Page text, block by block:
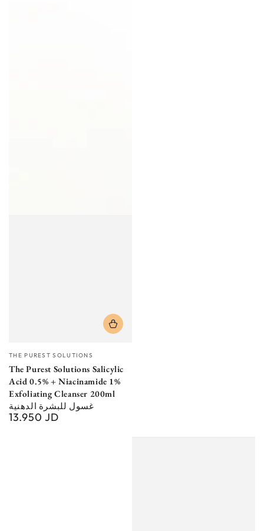
Vendor:
THE PUREST SOLUTIONS
The Purest Solutions Salicylic
Acid 0.5% + Niacinamide 1%
Exfoliating Cleanser 200ml
غسول للبشرة الدهنية
Regular
13.950 JD